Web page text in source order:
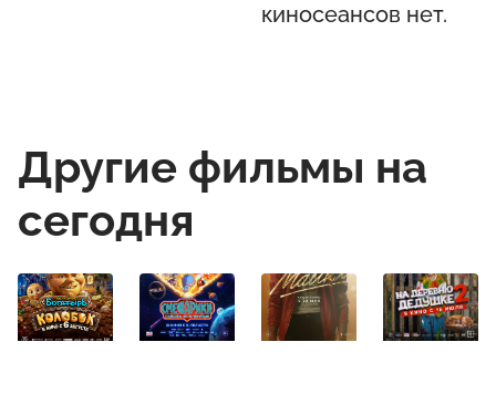
киносеансов нет.
Другие фильмы на
сегодня